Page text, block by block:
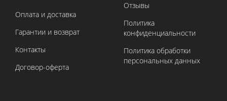
Оплата и доставка
Гарантии и возврат
Контакты
Договор-оферта
Отзывы
Политика
конфиденциальности
Политика обработки
персональных данных